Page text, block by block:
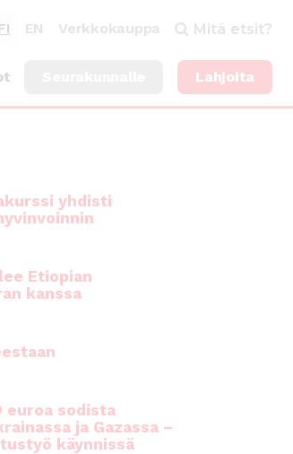
EN Verkkokauppa Mitä etsit?
Lahjoita
yhdisti
Etiopian
kanssa
euroa sodista
ja Gazassa –
käynnissä